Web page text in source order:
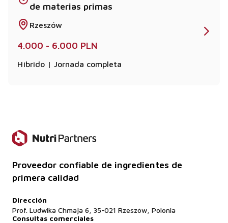
de materias primas
Rzeszów
4.000 - 6.000 PLN
Híbrido | Jornada completa
Proveedor confiable de ingredientes de
primera calidad
Dirección
Prof. Ludwika Chmaja 6, 35-021 Rzeszów, Polonia
Consultas comerciales